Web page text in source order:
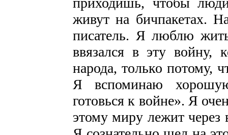
живут на бичпакетах.
писатель. Я люблю
ввязался в эту войну,
народа, только потому,
Я вспоминаю
готовься к войне». Я
этому миру лежит через